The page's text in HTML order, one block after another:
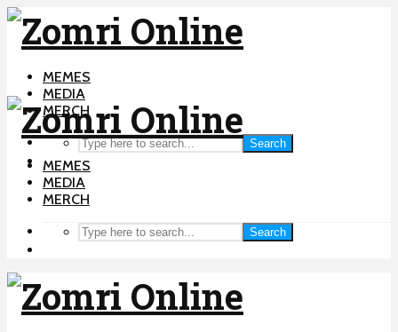
MEMES
MEDIA
MERCH
Search
MEMES
MEDIA
MERCH
Search